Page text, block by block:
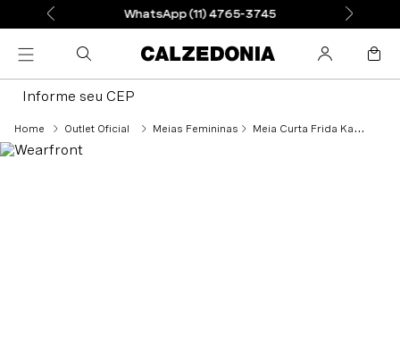
WhatsApp (11) 4765-3745
Informe seu CEP
Outlet Oficial Meias Femininas Meia Curta Frida Kahlo - Preto